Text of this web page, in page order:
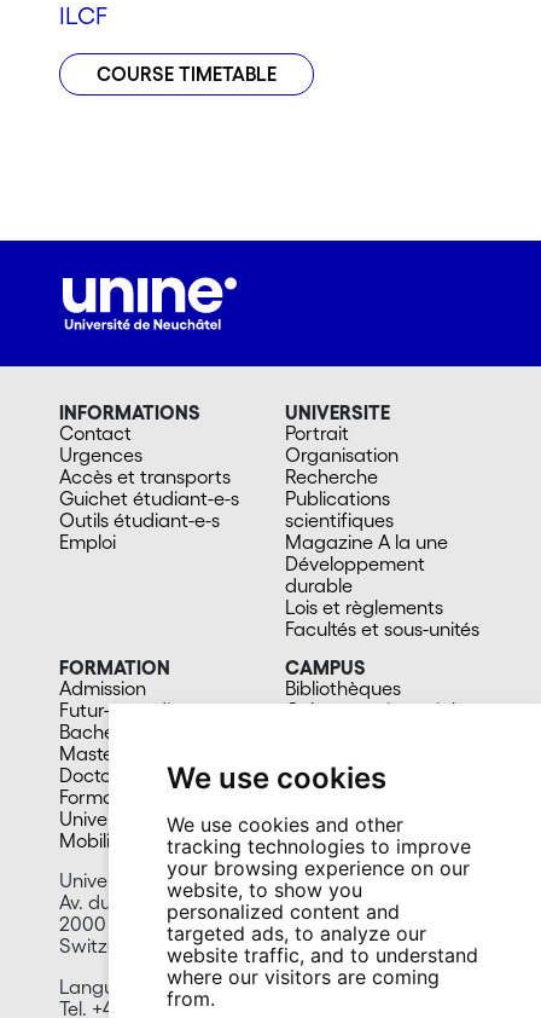
We use cookies
We use cookies and other
tracking technologies to improve
your browsing experience on our
website, to show you
personalized content and
targeted ads, to analyze our
website traffic, and to understand
where our visitors are coming
from.
ILCF
COURSE TIMETABLE
INFORMATIONS
Contact
Urgences
Accès et transports
Guichet étudiant-e-s
Outils étudiant-e-s
Emploi
UNIVERSITE
Portrait
Organisation
Recherche
Publications
scientifiques
Magazine A la une
Développement
durable
Lois et règlements
Facultés et sous-unités
FORMATION
Admission
Futur-e étudiant-e
Bachelors
Masters
Doctorat
Formation continue
Université du 3e âge
Mobilité
CAMPUS
Bibliothèques
Culture et vie sociale
Cafétérias
En images
University of Neuchâtel
Av. du 1er-Mars 26
2000 Neuchâtel
Switzerland
Language Centre
Tel. +41 32 718 11 06